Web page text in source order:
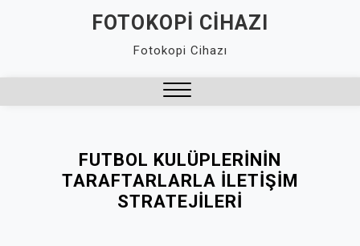
FOTOKOPI CIHAZI
Fotokopi Cihazı
FUTBOL KULÜPLERININ
TARAFTARLARLA İLETIŞIM
STRATEJILERI